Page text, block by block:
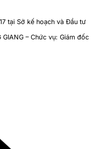
tại Sở kế hoạch và Đầu tư
– Chức vụ: Giám đốc